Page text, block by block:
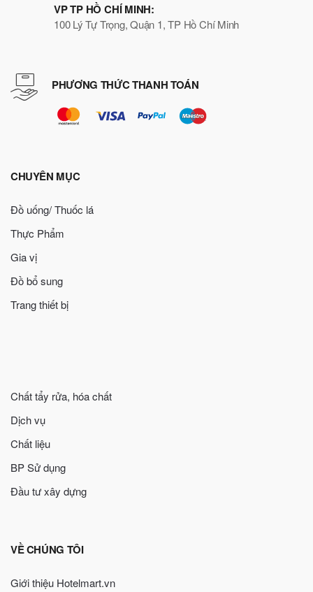
VP TP HỒ CHÍ MINH:
100 Lý Tự Trọng, Quận 1, TP Hồ Chí Minh
PHƯƠNG THỨC THANH TOÁN
CHUYÊN MỤC
Đồ uống/ Thuốc lá
Thực Phẩm
Gia vị
Đồ bổ sung
Trang thiết bị
Chất tẩy rửa, hóa chất
Dịch vụ
Chất liệu
BP Sử dụng
Đầu tư xây dựng
VỀ CHÚNG TÔI
Giới thiệu Hotelmart.vn